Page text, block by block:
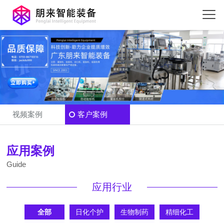
视频案例 客户案例
应用案例
Guide
应用行业
全部 日化个护 生物制药 精细化工